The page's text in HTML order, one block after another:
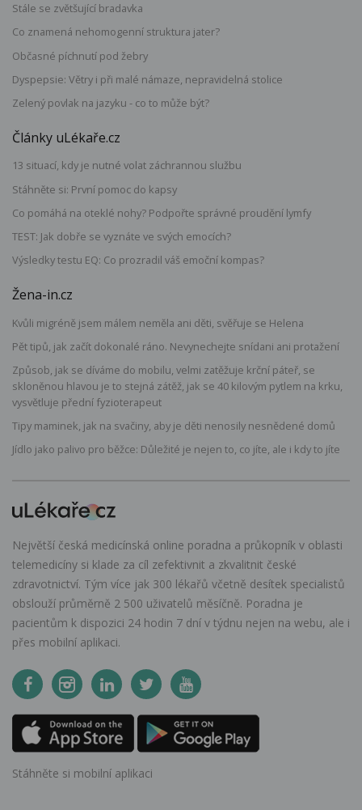
Stále se zvětšující bradavka
Co znamená nehomogenní struktura jater?
Občasné píchnutí pod žebry
Dyspepsie: Větry i při malé námaze, nepravidelná stolice
Zelený povlak na jazyku - co to může být?
Články uLékaře.cz
13 situací, kdy je nutné volat záchrannou službu
Stáhněte si: První pomoc do kapsy
Co pomáhá na oteklé nohy? Podpořte správné proudění lymfy
TEST: Jak dobře se vyznáte ve svých emocích?
Výsledky testu EQ: Co prozradil váš emoční kompas?
Žena-in.cz
Kvůli migréně jsem málem neměla ani děti, svěřuje se Helena
Pět tipů, jak začít dokonalé ráno. Nevynechejte snídani ani protažení
Způsob, jak se díváme do mobilu, velmi zatěžuje krční páteř, se
skloněnou hlavou je to stejná zátěž, jak se 40 kilovým pytlem na krku,
vysvětluje přední fyzioterapeut
Tipy maminek, jak na svačiny, aby je děti nenosily nesnědené domů
Jídlo jako palivo pro běžce: Důležité je nejen to, co jíte, ale i kdy to jíte
Největší česká medicínská online poradna a průkopník v oblasti
telemedicíny si klade za cíl zefektivnit a zkvalitnit české
zdravotnictví. Tým více jak 300 lékařů včetně desítek specialistů
obslouží průměrně 2 500 uživatelů měsíčně. Poradna je
pacientům k dispozici 24 hodin 7 dní v týdnu nejen na webu, ale i
přes mobilní aplikaci.
Stáhněte si mobilní aplikaci